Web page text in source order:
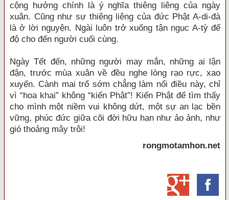
cộng hưởng chính là ý nghĩa thiêng liêng của ngày
xuân. Cũng như sự thiêng liêng của đức Phật A-di-đà
là ở lời nguyện. Ngài luôn trở xuống tận ngục A-tỳ để
độ cho đến người cuối cùng.
Ngày Tết đến, những người may mắn, những ai lận
đận, trước mùa xuân về đều nghe lòng rạo rực, xao
xuyến. Cành mai trổ sớm chẳng làm nổi điều này, chỉ
vì “hoa khai” không “kiến Phật”! Kiến Phật để tìm thấy
cho mình một niềm vui không dứt, một sự an lạc bền
vững, phúc đức giữa cõi đời hữu hạn như ảo ảnh, như
gió thoảng mây trôi!
rongmotamhon.net